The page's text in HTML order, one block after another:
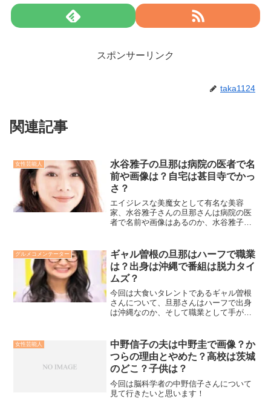
スポンサーリンク
taka1124
関連記事
女性芸能人
水谷雅子の旦那は病院の医者で名
前や画像は？自宅は甚目寺でかっ
さ？
エイジレスな美魔女として有名な美容
家、水谷雅子さんの旦那さんは病院の医
者で名前や画像はあるのか、水谷雅子さ
子さんの色々な情報を調べてみました！
グルメコメンテーター
ギャル曽根の旦那はハーフで職業
は？出身は沖縄で番組は脱力タイ
ムズ？
今回は大食いタレントであるギャル曽根
さんについて、旦那さんはハーフで出身
は沖縄なのか、そして職業として手がけ
についても詳しく調べてみました！
女性芸能人
中野信子の夫は中野圭で画像？か
つらの理由とやめた？高校は茨城
のどこ？子供は？
今回は脳科学者の中野信子さんについて
見て行きたいと思います！